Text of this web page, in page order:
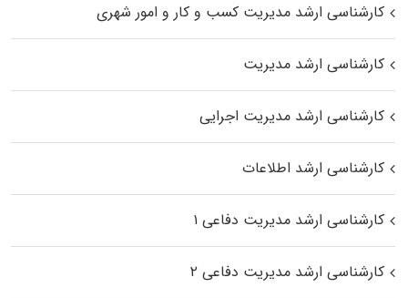
کارشناسی ارشد مدیریت کسب و کار و امور شهری
کارشناسی ارشد مدیریت
کارشناسی ارشد مدیریت اجرایی
کارشناسی ارشد اطلاعات
کارشناسی ارشد مدیریت دفاعی ۱
کارشناسی ارشد مدیریت دفاعی ۲